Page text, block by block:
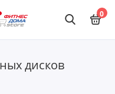
0
дисков